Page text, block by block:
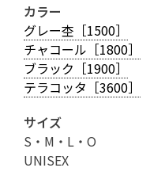
カラー
グレー杢［1500］
チャコール［1800］
ブラック［1900］
テラコッタ［3600］
サイズ
S・M・L・O
UNISEX